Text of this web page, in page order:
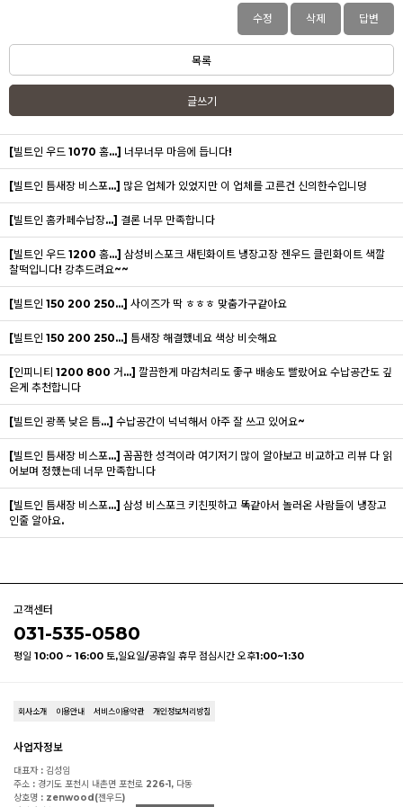
수정 삭제 답변
목록
글쓰기
[빌트인 우드 1070 홈...] 너무너무 마음에 듭니다!
[빌트인 틈새장 비스포...] 많은 업체가 있었지만 이 업체를 고른건 신의한수입니덩
[빌트인 홈카페수납장...] 결론 너무 만족합니다
[빌트인 우드 1200 홈...] 삼성비스포크 새틴화이트 냉장고장 젠우드 클린화이트 색깔
찰떡입니다! 강추드려요~~
[빌트인 150 200 250...] 사이즈가 딱 ㅎㅎㅎ 맞춤가구같아요
[빌트인 150 200 250...] 틈새장 해결했네요 색상 비슷해요
[인피니티 1200 800 거...] 깔끔한게 마감처리도 좋구 배송도 빨랐어요 수납공간도 깊
은게 추천합니다
[빌트인 광폭 낮은 틈...] 수납공간이 넉넉해서 아주 잘 쓰고 있어요~
[빌트인 틈새장 비스포...] 꼼꼼한 성격이라 여기저기 많이 알아보고 비교하고 리뷰 다 읽
어보며 정했는데 너무 만족합니다
[빌트인 틈새장 비스포...] 삼성 비스포크 키친핏하고 똑같아서 놀러온 사람들이 냉장고
인줄 알아요.
고객센터
031-535-0580
평일 10:00 ~ 16:00 토,일요일/공휴일 휴무 점심시간 오후1:00~1:30
회사소개 이용안내 서비스이용약관 개인정보처리방침
사업자정보
대표자 : 김성임
주소 : 경기도 포천시 내촌면 포천로 226-1, 다동
상호명 : zenwood(젠우드)